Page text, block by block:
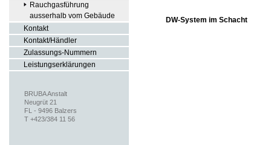
Rauchgasführung
ausserhalb vom Gebäude
Kontakt
Kontakt/Händler
Zulassungs-Nummern
Leistungserklärungen
DW-System im Schacht
BRUBA Anstalt
Neugrüt 21
FL - 9496 Balzers
T +423/384 11 56